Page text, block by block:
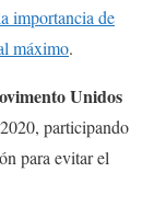
importancia de
máximo.
Unidos
participando
para evitar el